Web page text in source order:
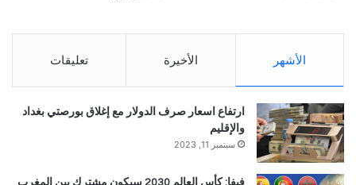
الأشهر الأخيرة تعليقات
ارتفاع اسعار صرف الدولار مع إغلاق بورصتي بغداد
والإقليم
سبتمبر 11, 2023
فيفا: كأس العالم 2030 سيكون مشترك بين المغرب